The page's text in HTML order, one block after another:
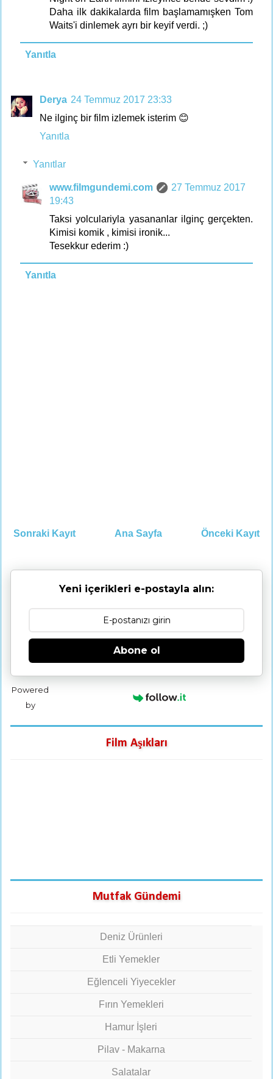
Daha ilk dakikalarda film başlamamışken Tom
Waits'i dinlemek ayrı bir keyif verdi. ;)
Yanıtla
Derya 24 Temmuz 2017 23:33
Ne ilginç bir film izlemek isterim 😊
Yanıtla
Yanıtlar
www.filmgundemi.com
27 Temmuz 2017
19:43
Taksi yolculariyla yasananlar ilginç gerçekten.
Kimisi komik , kimisi ironik...
Tesekkur ederim :)
Yanıtla
Sonraki Kayıt Önceki Kayıt
Ana Sayfa
Yeni içerikleri e-postayla alın:
Abone ol
Powered
by
Film Aşıkları
Mutfak Gündemi
Deniz Ürünleri
Etli Yemekler
Eğlenceli Yiyecekler
Fırın Yemekleri
Hamur İşleri
Pilav - Makarna
Salatalar